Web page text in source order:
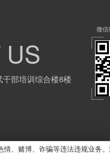
微信
US
部培训综合楼8楼
、赌博、诈骗等违法违规业务